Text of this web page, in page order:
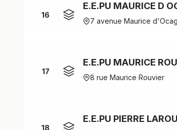
16
E.E.PU MAURICE D
7 avenue Maurice
17
E.E.PU MAURICE
8 rue Maurice Rouvier
18
E.E.PU PIERRE